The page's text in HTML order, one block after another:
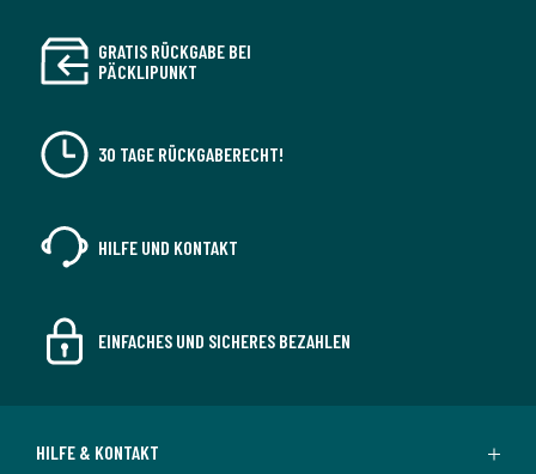
GRATIS RÜCKGABE BEI
PÄCKLIPUNKT
30 TAGE RÜCKGABERECHT!
HILFE UND KONTAKT
EINFACHES UND SICHERES BEZAHLEN
HILFE & KONTAKT